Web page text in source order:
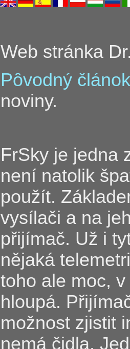
Web stránka
Pôvodný článok
noviny.
FrSky je jedna
není natolik
použít.
vysílači a na
přijímač. Už i
nějaká
toho ale moc,
hloupá.
možnost zjistit
nemá čidla.